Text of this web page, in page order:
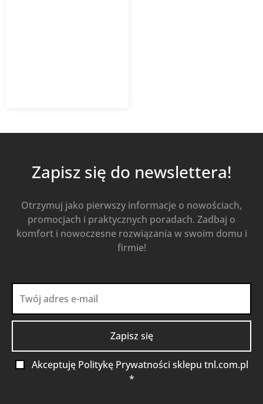
Zapisz się do newslettera!
Otrzymuj jako pierwszy informacje o nowościach,
promocjach i praktycznych poradach. Zadbaj o
komfort i nowoczesne rozwiązania w swoim domu i
firmie!
Akceptuję Politykę Prywatności sklepu tnl.com.pl
*